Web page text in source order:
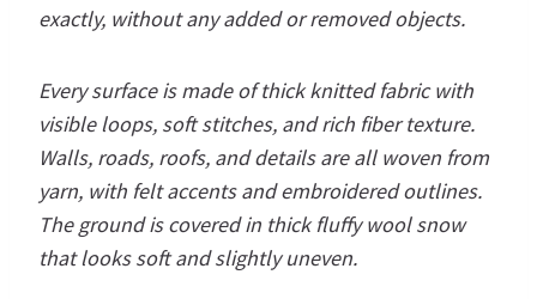
exactly, without any added or removed objects.
Every surface is made of thick knitted fabric with
visible loops, soft stitches, and rich fiber texture.
Walls, roads, roofs, and details are all woven from
yarn, with felt accents and embroidered outlines.
The ground is covered in thick fluffy wool snow
that looks soft and slightly uneven.